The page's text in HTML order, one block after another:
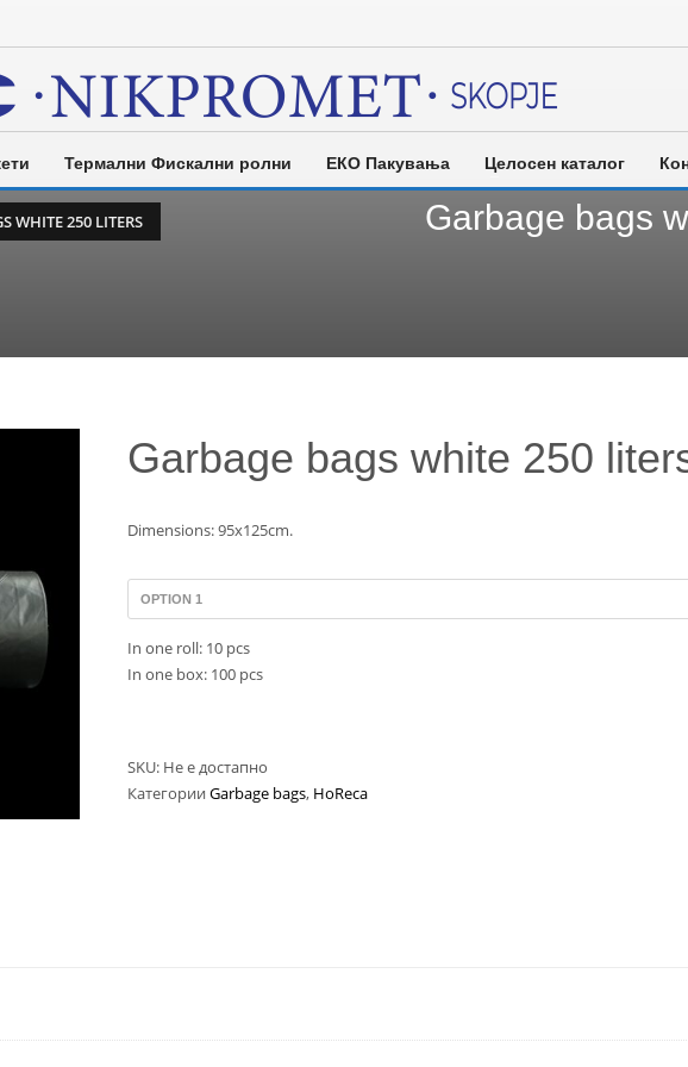
Термални Фискални ролни ЕКО Пакувања Целосен каталог
WHITE 250 LITERS Garbage bags
Garbage bags white 250
Dimensions: 95х125cm.
In one roll: 10 pcs
In one box: 100 pcs
SKU: Не е достапно
Категории Garbage bags, HoReca